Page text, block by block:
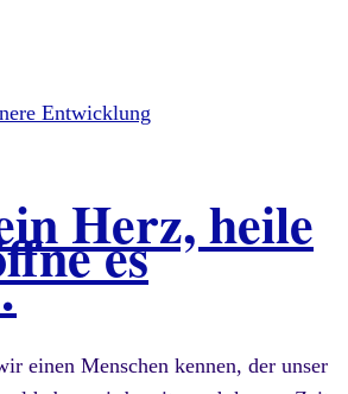
Entwicklung
Herz, heile
es
einen Menschen kennen, der unser